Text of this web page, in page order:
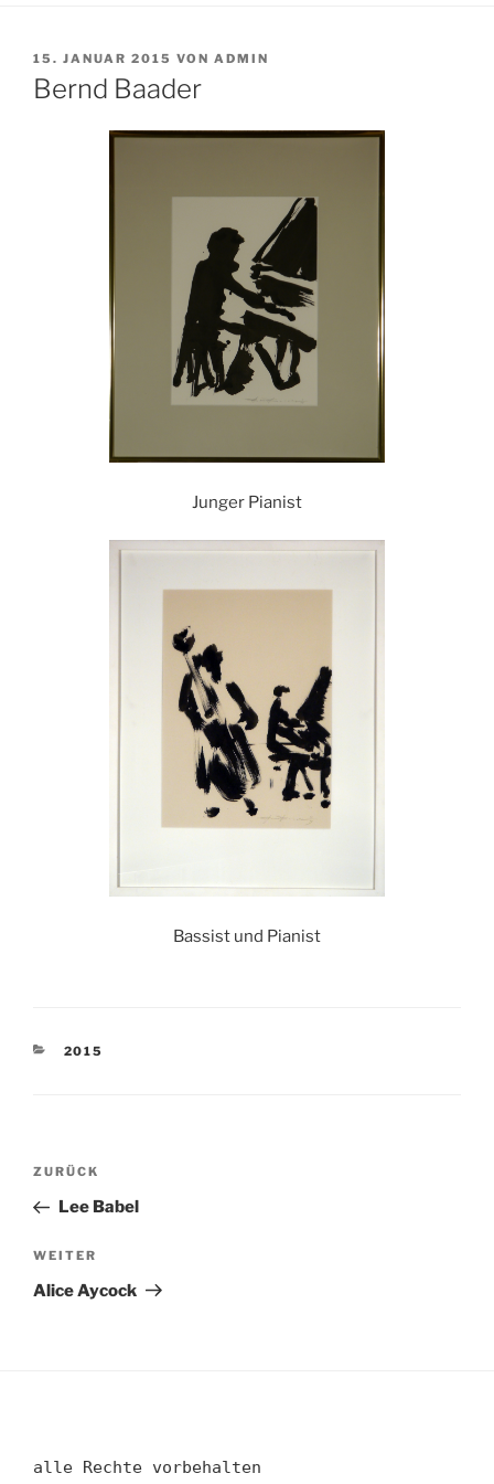
VERÖFFENTLICHT
AM
15. JANUAR 2015 VON ADMIN
Bernd Baader
Junger Pianist
Bassist und Pianist
KATEGORIEN
2015
Beitragsnavigation
Vorheriger
Beitrag
ZURÜCK
Lee Babel
Nächster
Beitrag
WEITER
Alice Aycock
alle Rechte vorbehalten